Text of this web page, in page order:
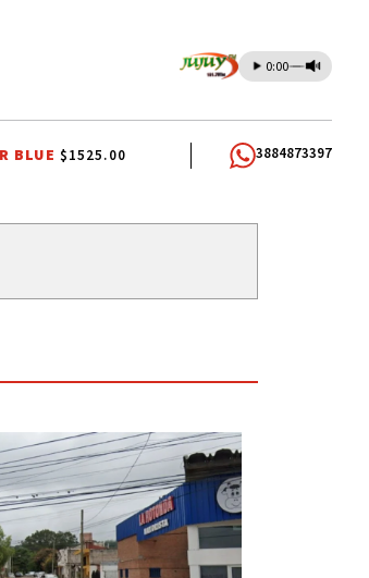
0:00
BLUE $1525.00 3884873397